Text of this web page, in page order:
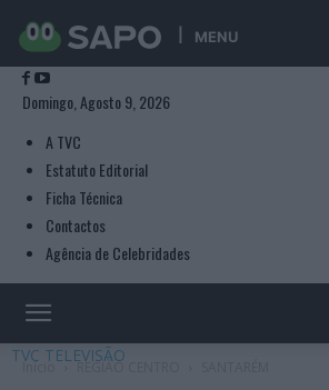
MENU
Domingo, Agosto 9, 2026
A TVC
Estatuto Editorial
Ficha Técnica
Contactos
Agência de Celebridades
TVC TELEVISÃO
Início REGIÃO CENTRO